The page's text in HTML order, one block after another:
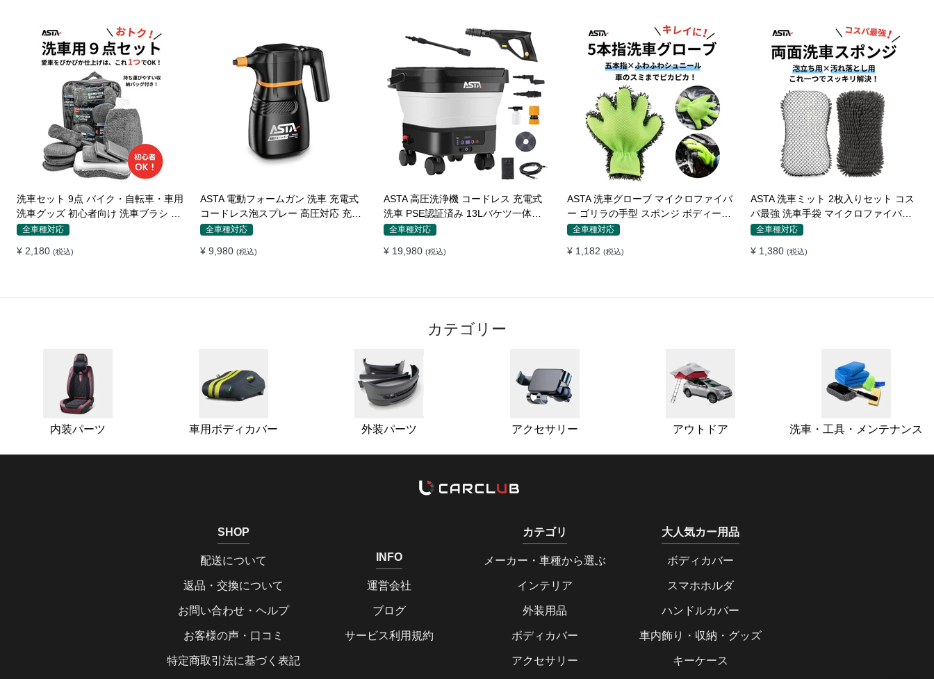
洗車セット 9点 バイク・自転車・車用
洗車グッズ 初心者向け 洗車ブラシ ス
ポンジ タオル グローブ タイヤブラシ
拭き・水拭き対応 水切り・隙間掃
全車種対応
¥ 2,180 (税込)
ASTA 電動フォームガン 洗車 充電式
コードレス泡スプレー 高圧対応 充電
式フォームスプレー 洗車グッズ 車・
全車種対応
¥ 9,980 (税込)
ASTA 高圧洗浄機 コードレス 充電式
洗車 PSE認証済み 13Lバケツ一体型
折りたたみ式 超軽量 キャスター付き
接続アダプター ショートノズル フォ
全車種対応
¥ 19,980 (税込)
ASTA 洗車グローブ マイクロファイバ
ー ゴリラの手型 スポンジ ボディー用
傷防止 吸水速乾 手洗い 洗車用品 車
オル代用 1個入り
全車種対応
¥ 1,182 (税込)
ASTA 洗車ミット 2枚入りセット コス
パ最強 洗車手袋 マイクロファイバー
製 洗車グッズ 車 バイク 自転車用 洗
全車種対応
¥ 1,380 (税込)
カテゴリー
内装パーツ 車用ボディカバー 外装パーツ アクセサリー アウトドア 洗車・工具・メンテナンス
SHOP
配送について
返品・交換について
お問い合わせ・ヘルプ
お客様の声・口コミ
特定商取引法に基づく表記
INFO
運営会社
ブログ
サービス利用規約
カテゴリ
メーカー・車種から選ぶ
インテリア
外装用品
ボディカバー
アクセサリー
大人気カー用品
ボディカバー
スマホホルダ
ハンドルカバー
車内飾り・収納・グッズ
キーケース